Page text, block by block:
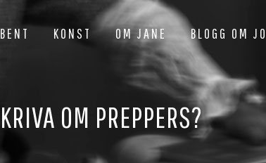
KONST OM JANE BLOGG OM
OM PREPPERS?